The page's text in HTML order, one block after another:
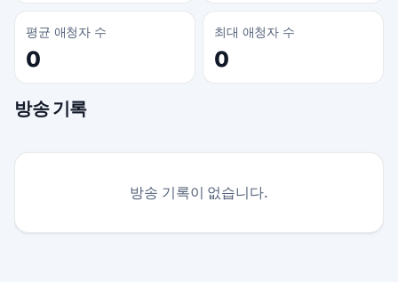
평균 애청자 수
0
최대 애청자 수
0
방송 기록
방송 기록이 없습니다.